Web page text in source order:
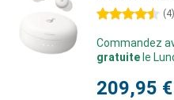
4.5 étoiles (4)
Commandez
gratuite le
209,95 €